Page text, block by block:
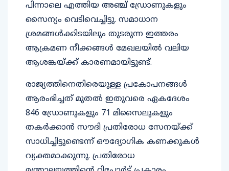
പിന്നാലെ എത്തിയ അഞ്ച് ഡ്രോണുകളും
സൈന്യം വെടിവെച്ചിട്ടു. സമാധാന
ശ്രമങ്ങൾക്കിടയിലും തുടരുന്ന ഇത്തരം
ആക്രമണ നീക്കങ്ങൾ മേഖലയിൽ വലിയ
ആശങ്കയ്ക്ക് കാരണമായിട്ടുണ്ട്.
രാജ്യത്തിനെതിരെയുള്ള പ്രകോപനങ്ങൾ
ആരംഭിച്ചത് മുതൽ ഇതുവരെ ഏകദേശം
846 ഡ്രോണുകളും 71 മിസൈലുകളും
തകർക്കാൻ സൗദി പ്രതിരോധ സേനയ്ക്ക്
സാധിച്ചിട്ടുണ്ടെന്ന് ഔദ്യോഗിക കണക്കുകൾ
വ്യക്തമാക്കുന്നു. പ്രതിരോധ